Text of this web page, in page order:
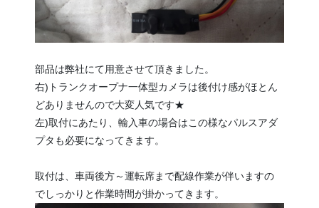
部品は弊社にて用意させて頂きました。
右)トランクオープナ一体型カメラは後付け感がほとん
どありませんので大変人気です★
左)取付にあたり、輸入車の場合はこの様なパルスアダ
プタも必要になってきます。
取付は、車両後方～運転席まで配線作業が伴いますの
でしっかりと作業時間が掛かってきます。